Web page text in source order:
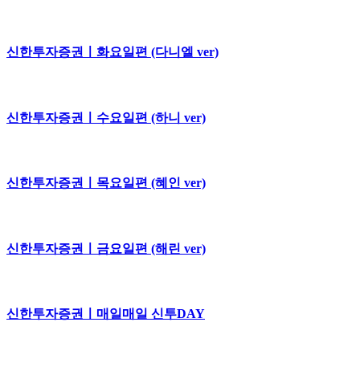
신한투자증권ㅣ화요일편 (다니엘 ver)
신한투자증권ㅣ수요일편 (하니 ver)
신한투자증권ㅣ목요일편 (혜인 ver)
신한투자증권ㅣ금요일편 (해린 ver)
신한투자증권ㅣ매일매일 신투DAY